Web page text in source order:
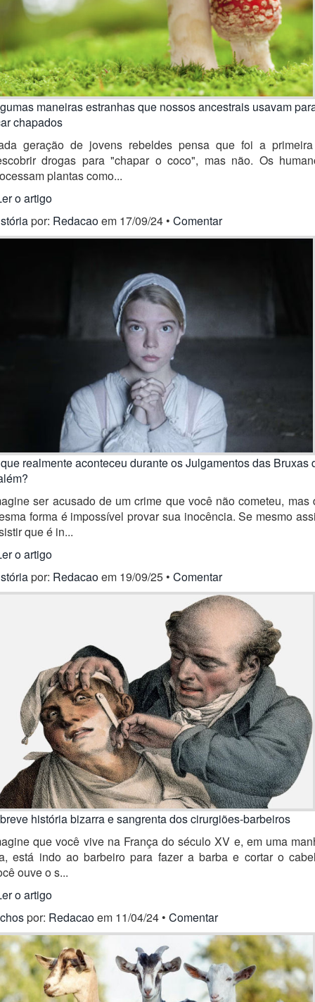
maneiras estranhas que nossos ancestrais usavam
chapados
geração de jovens rebeldes pensa que foi a
drogas para "chapar o coco", mas não. Os
plantas como...
o artigo
por: Redacaoem 17/09/24 • Comentar
realmente aconteceu durante os Julgamentos das Bruxas
ser acusado de um crime que você não cometeu, mas
forma é impossível provar sua inocência. Se mesmo
que é in...
o artigo
por: Redacaoem 19/09/25 • Comentar
história bizarra e sangrenta dos cirurgiões-barbeiros
que você vive na França do século XV e, em uma
está indo ao barbeiro para fazer a barba e cortar o
ouve o s...
o artigo
por: Redacaoem 11/04/24 • Comentar